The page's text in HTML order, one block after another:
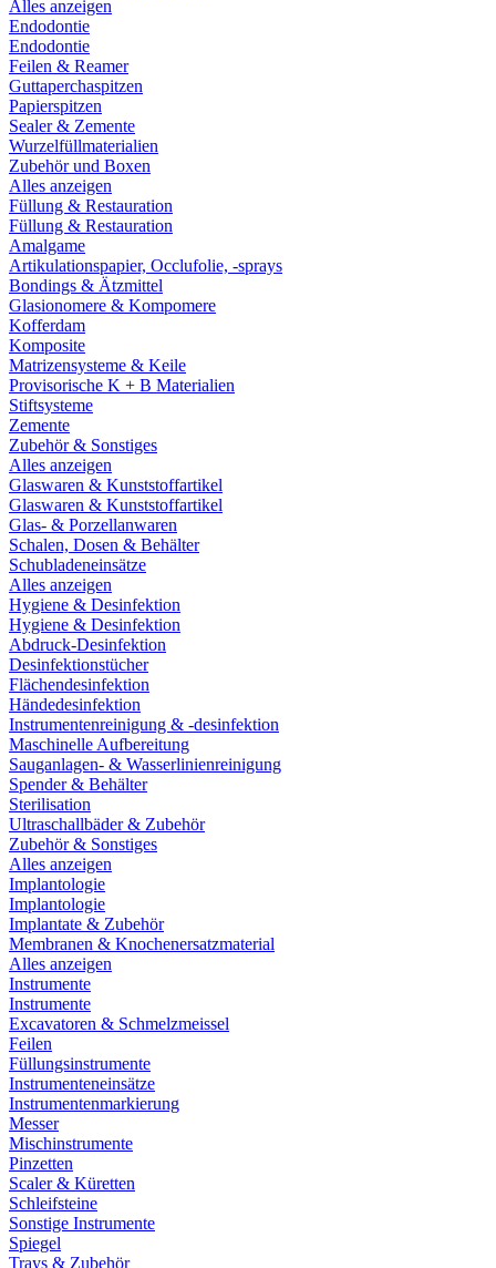
Alles anzeigen
Endodontie
Endodontie
Feilen & Reamer
Guttaperchaspitzen
Papierspitzen
Sealer & Zemente
Wurzelfüllmaterialien
Zubehör und Boxen
Alles anzeigen
Füllung & Restauration
Füllung & Restauration
Amalgame
Artikulationspapier, Occlufolie, -sprays
Bondings & Ätzmittel
Glasionomere & Kompomere
Kofferdam
Komposite
Matrizensysteme & Keile
Provisorische K + B Materialien
Stiftsysteme
Zemente
Zubehör & Sonstiges
Alles anzeigen
Glaswaren & Kunststoffartikel
Glaswaren & Kunststoffartikel
Glas- & Porzellanwaren
Schalen, Dosen & Behälter
Schubladeneinsätze
Alles anzeigen
Hygiene & Desinfektion
Hygiene & Desinfektion
Abdruck-Desinfektion
Desinfektionstücher
Flächendesinfektion
Händedesinfektion
Instrumentenreinigung & -desinfektion
Maschinelle Aufbereitung
Sauganlagen- & Wasserlinienreinigung
Spender & Behälter
Sterilisation
Ultraschallbäder & Zubehör
Zubehör & Sonstiges
Alles anzeigen
Implantologie
Implantologie
Implantate & Zubehör
Membranen & Knochenersatzmaterial
Alles anzeigen
Instrumente
Instrumente
Excavatoren & Schmelzmeissel
Feilen
Füllungsinstrumente
Instrumenteneinsätze
Instrumentenmarkierung
Messer
Mischinstrumente
Pinzetten
Scaler & Küretten
Schleifsteine
Sonstige Instrumente
Spiegel
Trays & Zubehör